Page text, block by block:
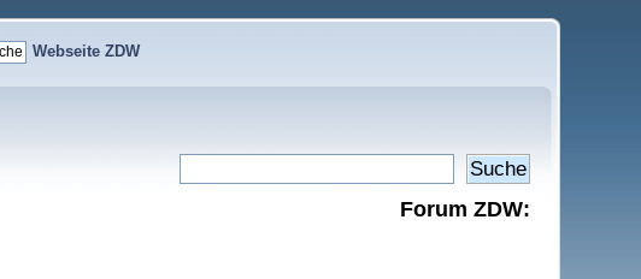
Webseite ZDW
Forum ZDW: